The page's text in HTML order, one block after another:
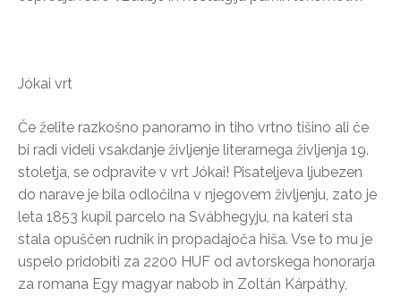
Jókai vrt
Če želite razkošno panoramo in tiho vrtno tišino ali če
bi radi videli vsakdanje življenje literarnega življenja 19.
stoletja, se odpravite v vrt Jókai! Pisateljeva ljubezen
do narave je bila odločilna v njegovem življenju, zato je
leta 1853 kupil parcelo na Svábhegyju, na kateri sta
stala opuščen rudnik in propadajoča hiša. Vse to mu je
uspelo pridobiti za 2200 HUF od avtorskega honorarja
za romana Egy magyar nabob in Zoltán Kárpáthy,